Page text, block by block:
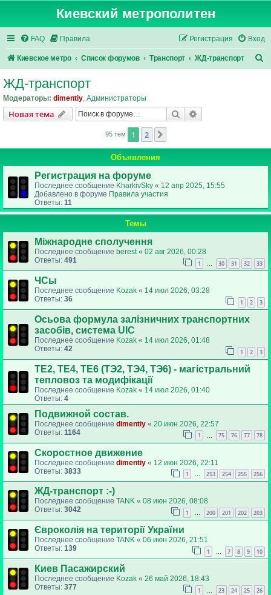
Киевский метрополитен
FAQ Правила Вход
Регистрация
Киевское метро Список форумов Транспорт ЖД-транспорт
ЖД-транспорт
Модераторы: dimentiy, Администраторы
Новая тема Поиск
95 тем 1 2
Объявления
Регистрация на форуме
Последнее сообщение KharkivSky « 12 апр 2025, 15:55
Добавлено в форуме Правила участия
Ответы: 11
Темы
Міжнародне сполучення
Последнее сообщение berest« 02 авг 2026, 00:28
Ответы: 491 1 … 30 31 32 33
ЧСы
Последнее сообщение Kozak « 14 июл 2026, 03:28
Ответы: 36 1 2 3
Осьова формула залізничних транспортних
засобів, система UIC
Последнее сообщение Kozak « 14 июл 2026, 01:48
Ответы: 42 1 2 3
ТЕ2, ТЕ4, ТЕ6 (ТЭ2, ТЭ4, ТЭ6) - магістральний
тепловоз та модифікації
Последнее сообщение Kozak « 14 июл 2026, 01:40
Ответы: 4
Подвижной состав.
Последнее сообщение dimentiy « 20 июн 2026, 22:57
Ответы: 1164 1 75 76 77 78
Скоростное движение
Последнее сообщение dimentiy « 12 июн 2026, 22:11
Ответы: 3833 1 … 253 254 255 256
ЖД-транспорт :-)
Последнее сообщение TANK « 08 июн 2026, 08:08
Ответы: 3042 1 … 200 201 202 203
Євроколія на території України
Последнее сообщение TANK « 06 июн 2026, 21:51
Ответы: 139 1 … 7 8 9 10
Киев Пасажирский
Последнее сообщение Kozak « 26 май 2026, 18:43
Ответы: 377 1 23 24 25 26